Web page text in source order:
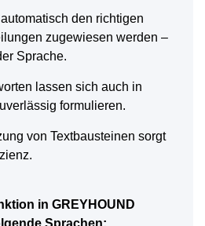
den richtigen
zugewiesen werden –
Sprache.
lassen sich auch in
formulieren.
von Textbausteinen sorgt
in GREYHOUND